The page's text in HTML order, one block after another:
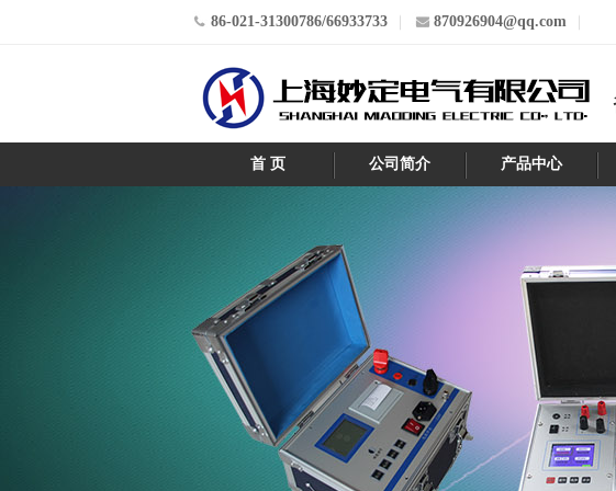
86-021-31300786/66933733 870926904@qq.com
首 页 公司简介 产品中心